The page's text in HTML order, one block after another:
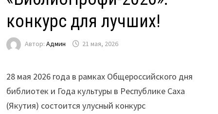
конкурс для лучших!
Автор: Админ 21 мая, 2026
28 мая 2026 года в рамках Общероссийского дня
библиотек и Года культуры в Республике Саха
(Якутия) состоится улусный конкурс